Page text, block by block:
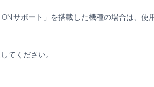
サポート」を搭載した機種の場合は、
てください。